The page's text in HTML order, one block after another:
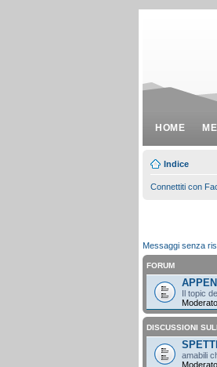
HOME
Indice
Connettiti con
Messaggi senza
FORUM
Il topic
DISCUSSIONI
amabili